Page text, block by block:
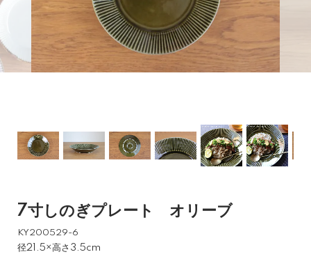
7寸しのぎプレート オリーブ
KY200529-6
径21.5×高さ3.5cm